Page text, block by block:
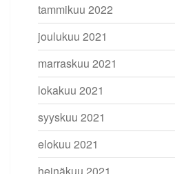
tammikuu 2022
joulukuu 2021
marraskuu 2021
lokakuu 2021
syyskuu 2021
elokuu 2021
heinäkuu 2021